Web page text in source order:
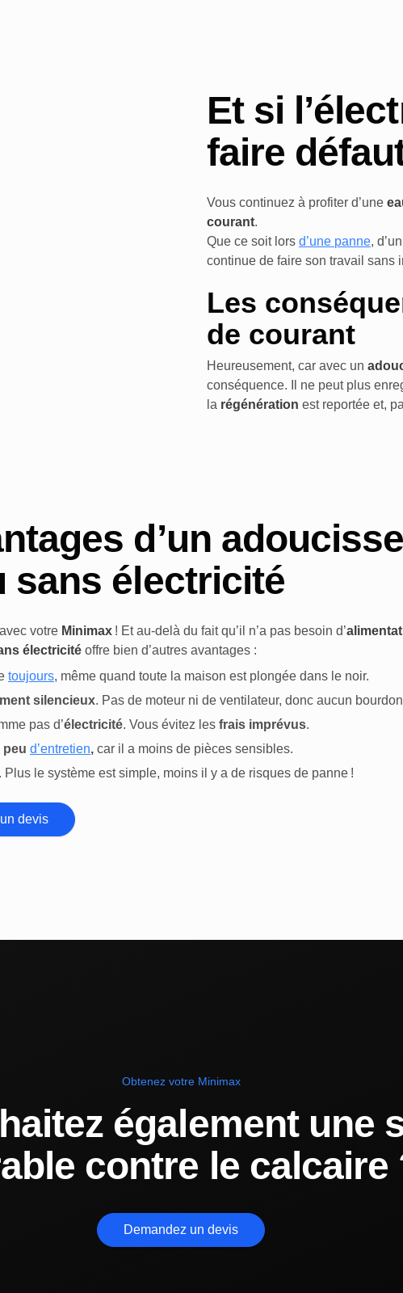
Et si
faire
Vous continuez à profiter d’une
courant.
Que ce soit lors d’une panne, d’un
continue de faire son travail sans
Les
de courant
Heureusement, car avec un
conséquence. Il ne peut plus
la régénération est reportée et,
d’un
sans électricité
votre Minimax ! Et au-delà du fait qu’il n’a pas besoin d’
électricité offre bien d’autres avantages :
toujours, même quand toute la maison est plongée dans le noir.
silencieux. Pas de moteur ni de ventilateur, donc aucun
pas d’électricité. Vous évitez les frais imprévus.
peu d’entretien, car il a moins de pièces sensibles.
Plus le système est simple, moins il y a de risques de panne !
devis
Obtenez votre Minimax
également une
contre le calcaire
Demandez un devis